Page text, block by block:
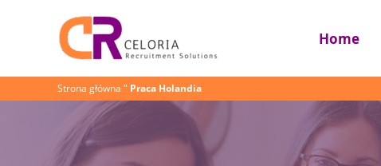
Home
Strona główna " Praca Holandia